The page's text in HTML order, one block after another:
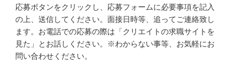
応募ボタンをクリックし、応募フォームに必要事項を記入
の上、送信してください。面接日時等、追ってご連絡致し
ます。お電話での応募の際は「クリエイトの求職サイトを
見た」とお話しください。※わからない事等、お気軽にお
問い合わせください。